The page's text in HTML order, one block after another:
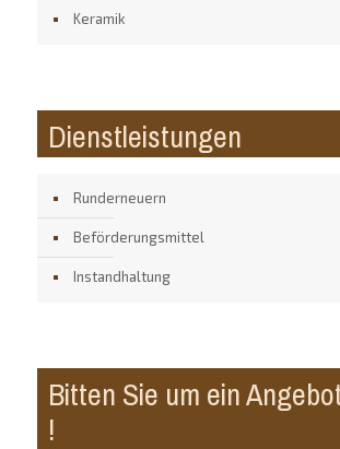
Keramik
Dienstleistungen
Runderneuern
Beförderungsmittel
Instandhaltung
Bitten Sie um ein
!